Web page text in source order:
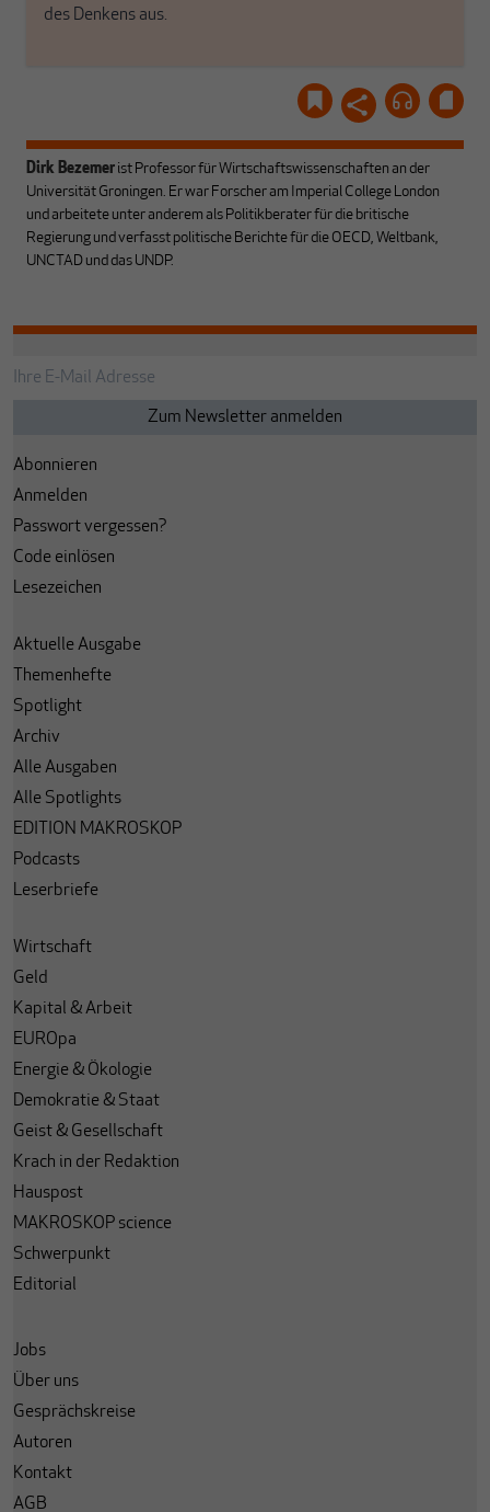
des Denkens aus.
Dirk Bezemer ist Professor für Wirtschaftswissenschaften an der
Universität Groningen. Er war Forscher am Imperial College London
und arbeitete unter anderem als Politikberater für die britische
Regierung und verfasst politische Berichte für die OECD, Weltbank,
UNCTAD und das UNDP.
Abonnieren
Anmelden
Passwort vergessen?
Code einlösen
Lesezeichen
Aktuelle Ausgabe
Themenhefte
Spotlight
Archiv
Alle Ausgaben
Alle Spotlights
EDITION MAKROSKOP
Podcasts
Leserbriefe
Wirtschaft
Geld
Kapital & Arbeit
EUROpa
Energie & Ökologie
Demokratie & Staat
Geist & Gesellschaft
Krach in der Redaktion
Hauspost
MAKROSKOP science
Schwerpunkt
Editorial
Jobs
Über uns
Gesprächskreise
Autoren
Kontakt
AGB